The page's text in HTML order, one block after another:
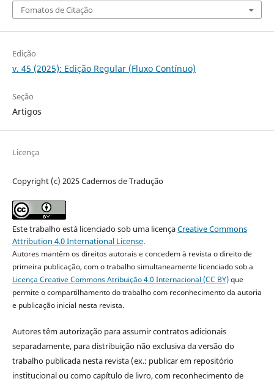
Fomatos de Citação
Edição
v. 45 (2025): Edição Regular (Fluxo Contínuo)
Seção
Artigos
Licença
Copyright (c) 2025 Cadernos de Tradução
Este trabalho está licenciado sob uma licençaCreative Commons
Attribution 4.0 International License.
Autores mantêm os direitos autorais e concedem à revista o direito de
primeira publicação, com o trabalho simultaneamente licenciado sob a
Licença Creative Commons Atribuição 4.0 Internacional (CC BY)que
permite o compartilhamento do trabalho com reconhecimento da autoria
e publicação inicial nesta revista.
Autores têm autorização para assumir contratos adicionais
separadamente, para distribuição não exclusiva da versão do
trabalho publicada nesta revista (ex.: publicar em repositório
institucional ou como capítulo de livro, com reconhecimento de